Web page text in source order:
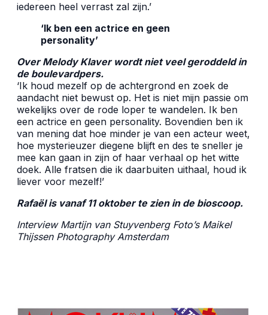
iedereen heel verrast zal zijn.’
‘Ik ben een actrice en geen
personality’
Over Melody Klaver wordt niet veel geroddeld in
de boulevardpers.
‘Ik houd mezelf op de achtergrond en zoek de
aandacht niet bewust op. Het is niet mijn passie om
wekelijks over de rode loper te wandelen. Ik ben
een actrice en geen personality. Bovendien ben ik
van mening dat hoe minder je van een acteur weet,
hoe mysterieuzer diegene blijft en des te sneller je
mee kan gaan in zijn of haar verhaal op het witte
doek. Alle fratsen die ik daarbuiten uithaal, houd ik
liever voor mezelf!’
Rafaël is vanaf 11 oktober te zien in de bioscoop.
Interview Martijn van Stuyvenberg Foto’s Maikel
Thijssen Photography Amsterdam